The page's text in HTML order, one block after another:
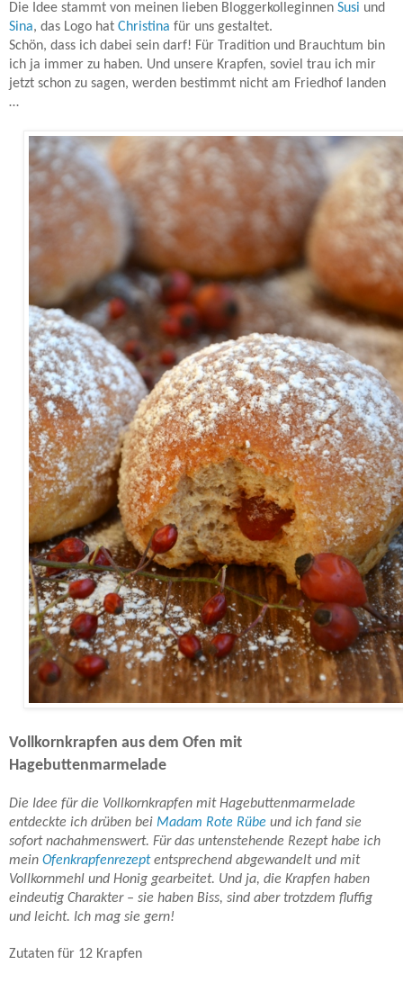
Die Idee stammt von meinen lieben Bloggerkolleginnen Susi und
Sina, das Logo hat Christina für uns gestaltet.
Schön, dass ich dabei sein darf! Für Tradition und Brauchtum bin
ich ja immer zu haben. Und unsere Krapfen, soviel trau ich mir
jetzt schon zu sagen, werden bestimmt nicht am Friedhof landen
…
Vollkornkrapfen aus dem Ofen mit
Hagebuttenmarmelade
Die Idee für die Vollkornkrapfen mit Hagebuttenmarmelade
entdeckte ich drüben bei Madam Rote Rübe und ich fand sie
sofort nachahmenswert. Für das untenstehende Rezept habe ich
mein Ofenkrapfenrezeptentsprechend abgewandelt und mit
Vollkornmehl und Honig gearbeitet. Und ja, die Krapfen haben
eindeutig Charakter – sie haben Biss, sind aber trotzdem fluffig
und leicht. Ich mag sie gern!
Zutaten für 12 Krapfen